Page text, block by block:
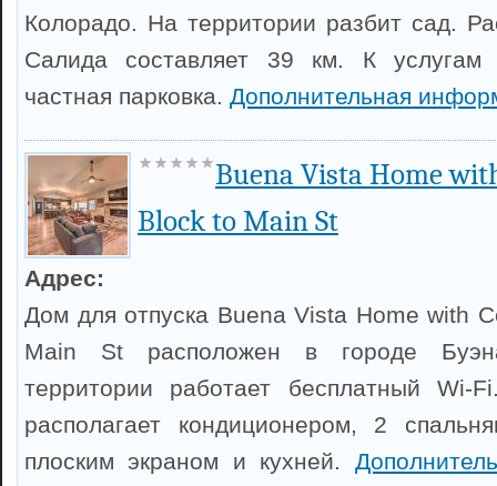
Колорадо. На территории разбит сад.
Салида составляет 39 км. К услугам
частная парковка. Дополнительная
Buena Vista Home
Block to Main St
Адрес:
Дом для отпуска Buena Vista Home with
Main St расположен в городе
территории работает бесплатный Wi-
располагает кондиционером, 2
плоским экраном и кухней.